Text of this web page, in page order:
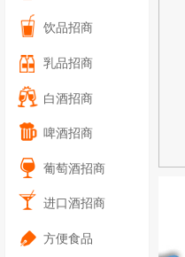
饮品招商
乳品招商
白酒招商
啤酒招商
葡萄酒招商
进口酒招商
方便食品